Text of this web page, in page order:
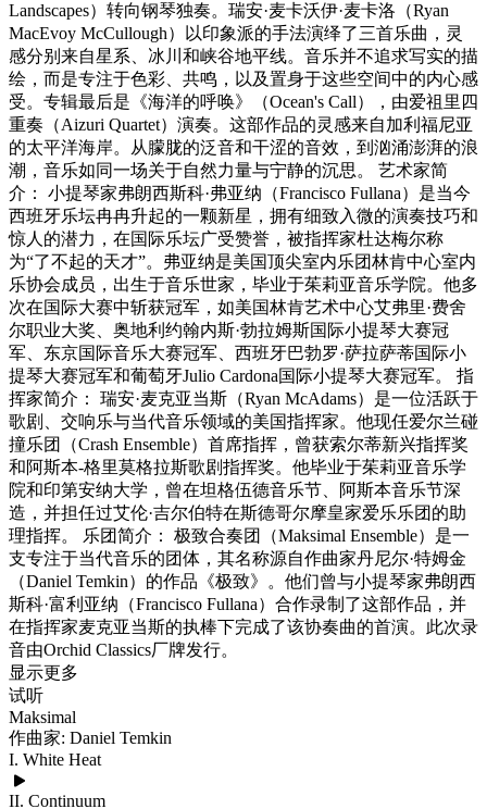
Landscapes）转向钢琴独奏。瑞安·麦卡沃伊·麦卡洛（Ryan
MacEvoy McCullough）以印象派的手法演绎了三首乐曲，灵
感分别来自星系、冰川和峡谷地平线。音乐并不追求写实的描
绘，而是专注于色彩、共鸣，以及置身于这些空间中的内心感
受。专辑最后是《海洋的呼唤》（Ocean's Call），由爱祖里四
重奏（Aizuri Quartet）演奏。这部作品的灵感来自加利福尼亚
的太平洋海岸。从朦胧的泛音和干涩的音效，到汹涌澎湃的浪
潮，音乐如同一场关于自然力量与宁静的沉思。 艺术家简
介： 小提琴家弗朗西斯科·弗亚纳（Francisco Fullana）是当今
西班牙乐坛冉冉升起的一颗新星，拥有细致入微的演奏技巧和
惊人的潜力，在国际乐坛广受赞誉，被指挥家杜达梅尔称
为“了不起的天才”。弗亚纳是美国顶尖室内乐团林肯中心室内
乐协会成员，出生于音乐世家，毕业于茱莉亚音乐学院。他多
次在国际大赛中斩获冠军，如美国林肯艺术中心艾弗里·费舍
尔职业大奖、奥地利约翰内斯·勃拉姆斯国际小提琴大赛冠
军、东京国际音乐大赛冠军、西班牙巴勃罗·萨拉萨蒂国际小
提琴大赛冠军和葡萄牙Julio Cardona国际小提琴大赛冠军。 指
挥家简介： 瑞安·麦克亚当斯（Ryan McAdams）是一位活跃于
歌剧、交响乐与当代音乐领域的美国指挥家。他现任爱尔兰碰
撞乐团（Crash Ensemble）首席指挥，曾获索尔蒂新兴指挥奖
和阿斯本-格里莫格拉斯歌剧指挥奖。他毕业于茱莉亚音乐学
院和印第安纳大学，曾在坦格伍德音乐节、阿斯本音乐节深
造，并担任过艾伦·吉尔伯特在斯德哥尔摩皇家爱乐乐团的助
理指挥。 乐团简介： 极致合奏团（Maksimal Ensemble）是一
支专注于当代音乐的团体，其名称源自作曲家丹尼尔·特姆金
（Daniel Temkin）的作品《极致》。他们曾与小提琴家弗朗西
斯科·富利亚纳（Francisco Fullana）合作录制了这部作品，并
在指挥家麦克亚当斯的执棒下完成了该协奏曲的首演。此次录
音由Orchid Classics厂牌发行。
显示更多
试听
Maksimal
作曲家: Daniel Temkin
I. White Heat
II. Continuum